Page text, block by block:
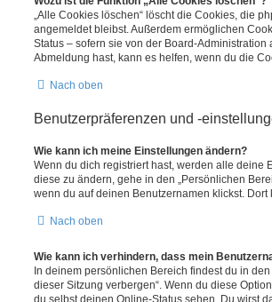
„Alle Cookies löschen“ löscht die Cookies, die
angemeldet bleibst. Außerdem ermöglichen
Status – sofern sie von der Board-
Abmeldung hast, kann es helfen, wenn du die
Nach oben
Benutzerpräferenzen und -
Wie kann ich meine Einstellungen ändern?
Wenn du dich registriert hast, werden alle deine
diese zu ändern, gehe in den „Persönlichen
wenn du auf deinen Benutzernamen klickst.
Nach oben
Wie kann ich verhindern, dass mein
In deinem persönlichen Bereich findest du in
dieser Sitzung verbergen“. Wenn du diese
du selbst deinen Online-Status sehen. Du wirst